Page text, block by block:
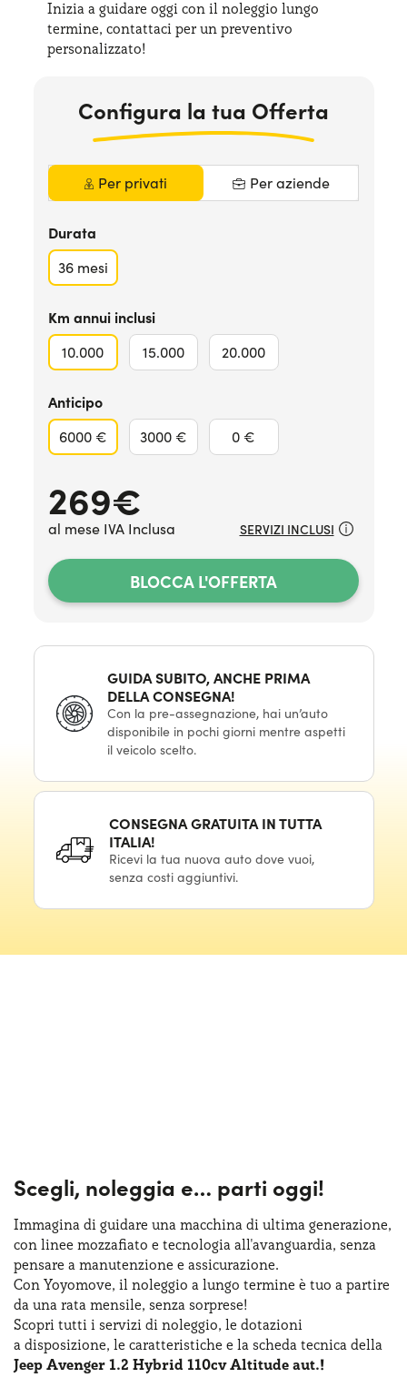
Serve assistenza? 800595799
Inizia a guidare oggi con il noleggio lungo
termine, contattaci per un preventivo
personalizzato!
Configura la tua Offerta
Per privati Per aziende
Durata
36 mesi
Km annui inclusi
10.000 15.000 20.000
Anticipo
6000 € 3000 € 0 €
269€
al mese IVA Inclusa
BLOCCA L'OFFERTA
SERVIZI INCLUSI
GUIDA SUBITO, ANCHE PRIMA
DELLA CONSEGNA!
Con la pre-assegnazione, hai un’auto
disponibile in pochi giorni mentre aspetti
il veicolo scelto.
CONSEGNA GRATUITA IN TUTTA
ITALIA!
Ricevi la tua nuova auto dove vuoi,
senza costi aggiuntivi.
Scegli, noleggia e… parti oggi!
Immagina di guidare una macchina di ultima generazione,
con linee mozzafiato e tecnologia all'avanguardia, senza
pensare a manutenzione e assicurazione.
Con Yoyomove, il noleggio a lungo termine è tuo a partire
da una rata mensile, senza sorprese!
Scopri tutti i servizi di noleggio, le dotazioni
a disposizione, le caratteristiche e la scheda tecnica della
Jeep Avenger 1.2 Hybrid 110cv Altitude aut.!